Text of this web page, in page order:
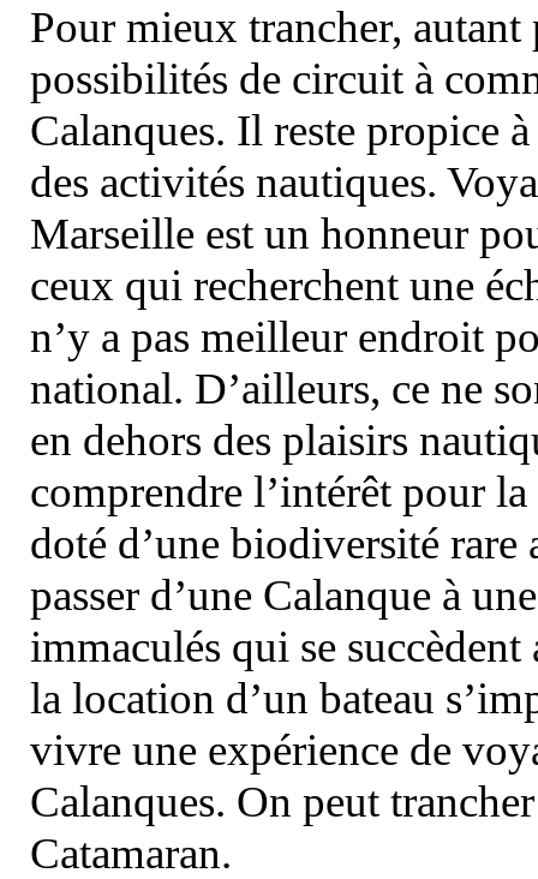
Pour mieux trancher, autant
possibilités de circuit à
Calanques. Il reste propice
des activités nautiques.
Marseille est un honneur
ceux qui recherchent une
n’y a pas meilleur endroit
national. D’ailleurs, ce ne
en dehors des plaisirs
comprendre l’intérêt pour
doté d’une biodiversité
passer d’une Calanque à
immaculés qui se
la location d’un bateau
vivre une expérience de
Calanques. On peut
Catamaran.